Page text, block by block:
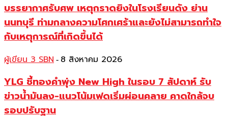
บรรยากาศรับศพ เหตุกราดยิงในโรงเรียนดัง ย่าน
นนทบุรี ท่ามกลางความโศกเศร้าและยังไม่สามารถทำใจ
กับเหตุการณ์ที่เกิดขึ้นได้
ผู้เขียน 3 SBN - 8 สิงหาคม 2026
YLG ชี้ทองคำพุ่ง New High ในรอบ 7 สัปดาห์ รับ
ข่าวน้ำมันลง-แนวโน้มเฟดเริ่มผ่อนคลาย คาดใกล้จบ
รอบปรับฐาน